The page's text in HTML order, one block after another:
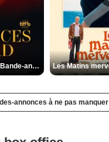
Les Silences de Riyad Bande-annonce VO STFR
annonces à ne pas manquer